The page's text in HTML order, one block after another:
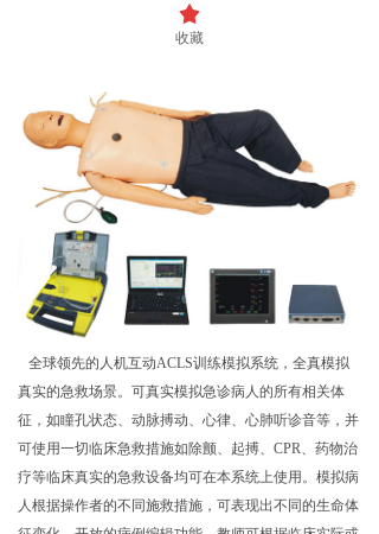
全球领先的人机互动ACLS训练模拟系统，全真模拟
真实的急救场景。可真实模拟急诊病人的所有相关体
征，如瞳孔状态、动脉搏动、心律、心肺听诊音等，并
可使用一切临床急救措施如除颤、起搏、CPR、药物治
疗等临床真实的急救设备均可在本系统上使用。模拟病
人根据操作者的不同施救措施，可表现出不同的生命体
끄
收藏